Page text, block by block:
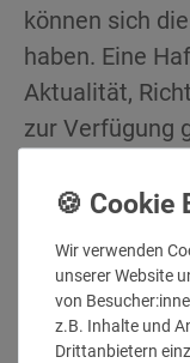
können sich
haben. Eine
Aktualität,
zur Verfügung
gilt auch für
Müller
Webseiten,
Verbindung
Wir verwenden
unserer Website
von
z.B. Inhalte und
Drittanbietern